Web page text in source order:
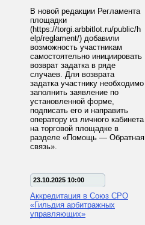
В новой редакции Регламента
площадки
(https://torgi.arbbitlot.ru/public/h
elp/reglament/) добавили
возможность участникам
самостоятельно инициировать
возврат задатка в ряде
случаев. Для возврата
задатка участнику необходимо
заполнить заявление по
установленной форме,
подписать его и направить
оператору из личного кабинета
на торговой площадке в
разделе «Помощь — Обратная
связь».
23.10.2025 10:00
Аккредитация в Союз СРО
«Гильдия арбитражных
управляющих»